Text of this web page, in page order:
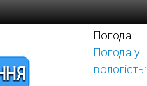
Погода
Погода у
вологість: